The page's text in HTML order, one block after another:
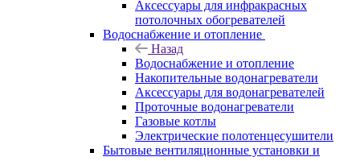
Аксессуары для инфракрасных
потолочных обогревателей
Водоснабжение и отопление
Назад
Водоснабжение и отопление
Накопительные водонагреватели
Аксессуары для водонагревателей
Проточные водонагреватели
Газовые котлы
Электрические полотенцесушители
Бытовые вентиляционные установки и